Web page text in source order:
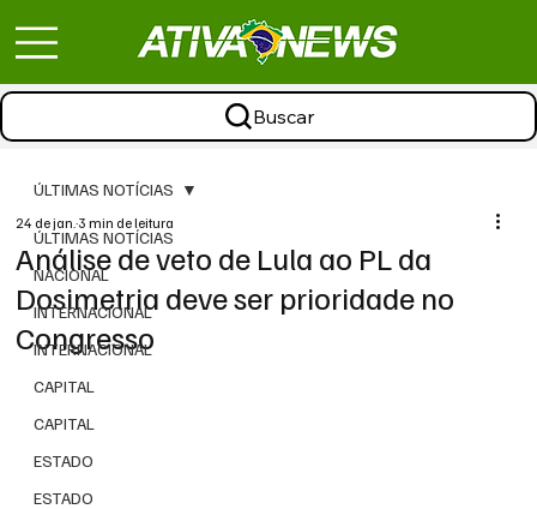
Buscar
ÚLTIMAS NOTÍCIAS
NACIONAL
INTERNACIONAL
INTERNACIONAL
CAPITAL
CAPITAL
ESTADO
ESTADO
ÚLTIMAS NOTÍCIAS
Análise de veto de Lula ao PL da
Dosimetria deve ser prioridade no
Congresso
24 de jan.3 min de leitura